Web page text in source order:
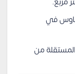
هاوس في
المستقلة من